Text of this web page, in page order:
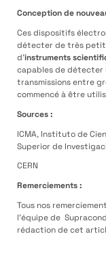
Conception de
Ces dispositifs
détecter de très
d’instruments
capables de détecter
transmissions entre
commencé à être
Sources :
ICMA, Instituto de
Superior de
CERN
Remerciements:
Tous nos
l’équipe de
rédaction de cet